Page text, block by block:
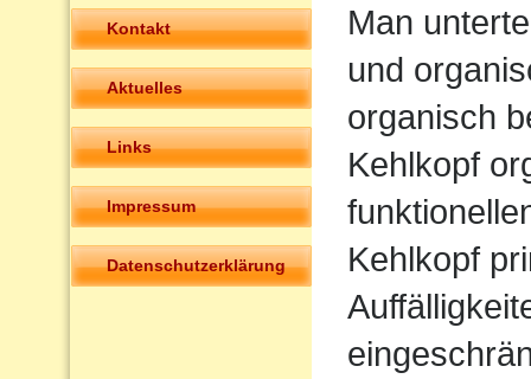
Kontakt
Aktuelles
Links
Impressum
Datenschutzerklärung
Man
und
organisch
Kehlkopf
Kehlkopf